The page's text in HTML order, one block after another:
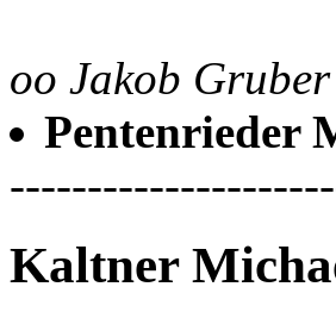
oo Jakob
Pentenrieder
Kaltner